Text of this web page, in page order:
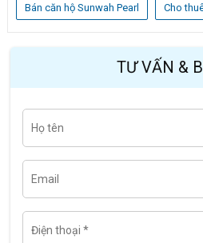
Bán căn hộ Sunwah Pearl Cho
TƯ VẤN &
H
n
E
lĐ